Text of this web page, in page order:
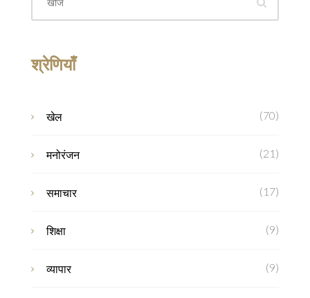
श्रेणियाँ
खेल (70)
मनोरंजन (21)
समाचार (17)
शिक्षा (9)
व्यापार (9)